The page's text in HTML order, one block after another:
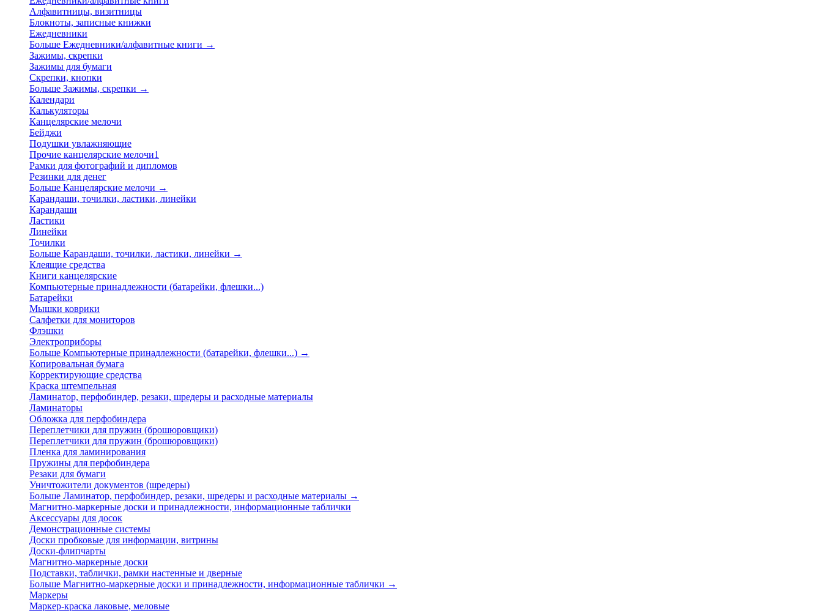
Алфавитницы, визитницы
Блокноты, записные книжки
Ежедневники
Больше Ежедневники/алфавитные книги →
Зажимы, скрепки
Зажимы для бумаги
Скрепки, кнопки
Больше Зажимы, скрепки →
Календари
Калькуляторы
Канцелярские мелочи
Бейджи
Подушки увлажняющие
Прочие канцелярские мелочи1
Рамки для фотографий и дипломов
Резинки для денег
Больше Канцелярские мелочи →
Карандаши, точилки, ластики, линейки
Карандаши
Ластики
Линейки
Точилки
Больше Карандаши, точилки, ластики, линейки →
Клеящие средства
Книги канцелярские
Компьютерные принадлежности (батарейки, флешки...)
Батарейки
Мышки коврики
Салфетки для мониторов
Флэшки
Электроприборы
Больше Компьютерные принадлежности (батарейки, флешки...) →
Копировальная бумага
Корректирующие средства
Краска штемпельная
Ламинатор, перфобиндер, резаки, шредеры и расходные материалы
Ламинаторы
Обложка для перфобиндера
Переплетчики для пружин (брошюровщики)
Переплетчики для пружин (брошюровщики)
Пленка для ламинирования
Пружины для перфобиндера
Резаки для бумаги
Уничтожители документов (шредеры)
Больше Ламинатор, перфобиндер, резаки, шредеры и расходные материалы →
Магнитно-маркерные доски и принадлежности, информационные таблички
Аксессуары для досок
Демонстрационные системы
Доски пробковые для информации, витрины
Доски-флипчарты
Магнитно-маркерные доски
Подставки, таблички, рамки настенные и дверные
Больше Магнитно-маркерные доски и принадлежности, информационные таблички →
Маркеры
Маркер-краска лаковые, меловые